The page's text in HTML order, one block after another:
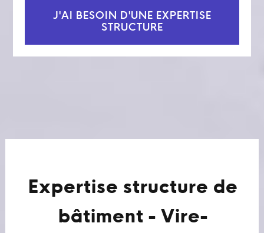
J'AI BESOIN D'UNE EXPERTISE
STRUCTURE
Expertise structure de
bâtiment - Vire-